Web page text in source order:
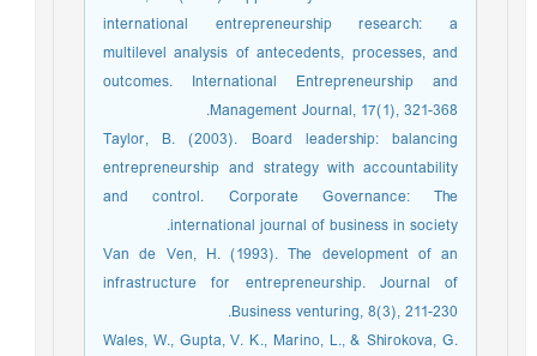
international entrepreneurship research: a
multilevel analysis of antecedents, processes, and
outcomes. International Entrepreneurship and
Management Journal, 17(1), 321-368.
Taylor, B. (2003). Board leadership: balancing
entrepreneurship and strategy with accountability
and control. Corporate Governance: The
international journal of business in society.
Van de Ven, H. (1993). The development of an
infrastructure for entrepreneurship. Journal of
Business venturing, 8(3), 211-230.
Wales, W., Gupta, V. K., Marino, L., & Shirokova, G.